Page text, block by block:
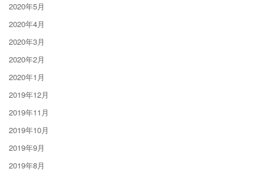
2020年5月
2020年4月
2020年3月
2020年2月
2020年1月
2019年12月
2019年11月
2019年10月
2019年9月
2019年8月